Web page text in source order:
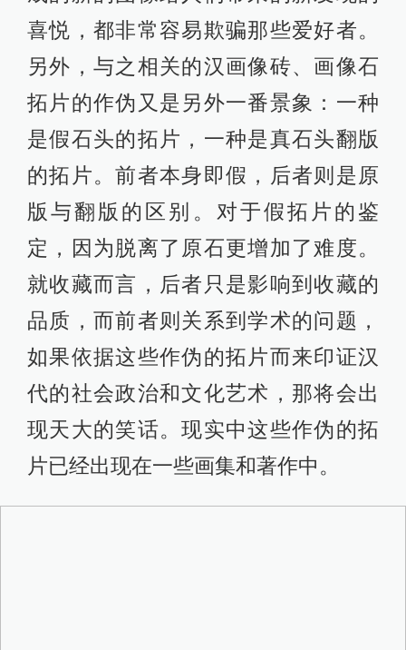
喜悦，都非常容易欺骗那些爱好者。
另外，与之相关的汉画像砖、画像石
拓片的作伪又是另外一番景象：一种
是假石头的拓片，一种是真石头翻版
的拓片。前者本身即假，后者则是原
版与翻版的区别。对于假拓片的鉴
定，因为脱离了原石更增加了难度。
就收藏而言，后者只是影响到收藏的
品质，而前者则关系到学术的问题，
如果依据这些作伪的拓片而来印证汉
代的社会政治和文化艺术，那将会出
现天大的笑话。现实中这些作伪的拓
片已经出现在一些画集和著作中。